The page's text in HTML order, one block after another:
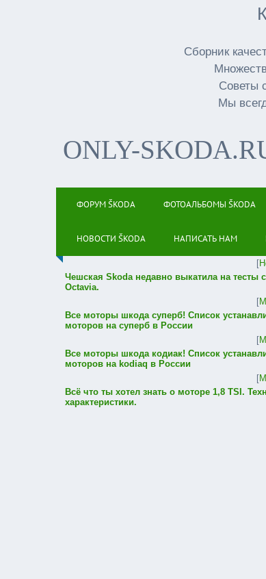
Сборник
Советы
Мы
ONLY-
ФОРУМ ŠKODA ФОТОАЛЬБОМЫ ŠKODA
НОВОСТИ ŠKODA НАПИСАТЬ НАМ
[
Чешская Skoda недавно выкатила на тесты
Octavia.
[
Все моторы шкода суперб! Список
моторов на суперб в России
[
Все моторы шкода кодиак! Список
моторов на kodiaq в России
[
Всё что ты хотел знать о моторе 1,8 TSI.
характеристики.